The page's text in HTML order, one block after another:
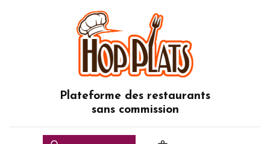
Plateforme des restaurants
sans commission